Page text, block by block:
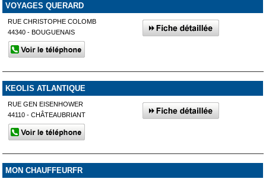
VOYAGES QUERARD
RUE CHRISTOPHE COLOMB
44340 - BOUGUENAIS
KEOLIS ATLANTIQUE
RUE GEN EISENHOWER
44110 - CHÂTEAUBRIANT
MON CHAUFFEURFR